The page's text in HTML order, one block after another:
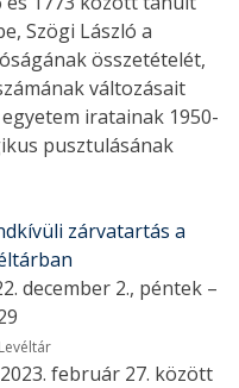
Szögi László a
összetételét,
változásait
iratainak 1950-
pusztulásának
zárvatartás a
december 2., péntek –
február 27. között